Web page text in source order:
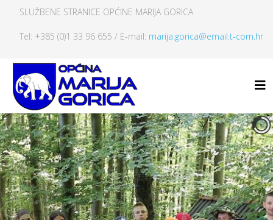
SLUŽBENE STRANICE OPĆINE MARIJA GORICA
Tel: +385 (0)1 33 96 655 / E-mail: marija.gorica@email.t-com.hr